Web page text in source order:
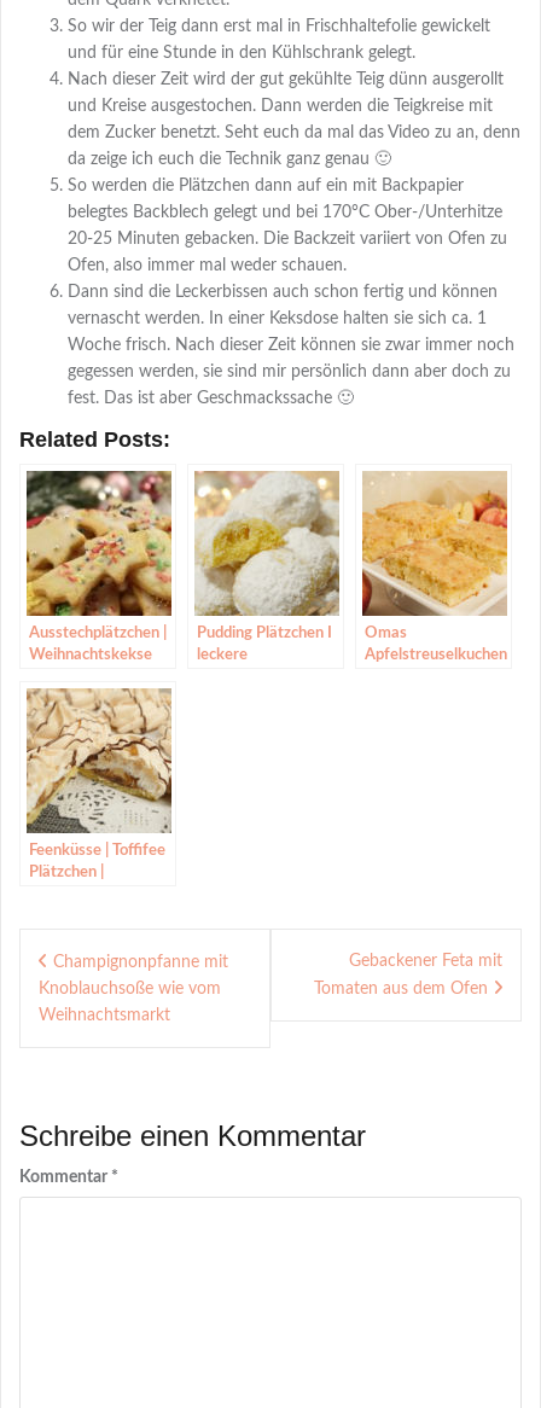
So wir der Teig dann erst mal in Frischhaltefolie gewickelt
und für eine Stunde in den Kühlschrank gelegt.
Nach dieser Zeit wird der gut gekühlte Teig dünn ausgerollt
und Kreise ausgestochen. Dann werden die Teigkreise mit
dem Zucker benetzt. Seht euch da mal das Video zu an, denn
da zeige ich euch die Technik ganz genau 🙂
So werden die Plätzchen dann auf ein mit Backpapier
belegtes Backblech gelegt und bei 170°C Ober-/Unterhitze
20-25 Minuten gebacken. Die Backzeit variiert von Ofen zu
Ofen, also immer mal weder schauen.
Dann sind die Leckerbissen auch schon fertig und können
vernascht werden. In einer Keksdose halten sie sich ca. 1
Woche frisch. Nach dieser Zeit können sie zwar immer noch
gegessen werden, sie sind mir persönlich dann aber doch zu
fest. Das ist aber Geschmackssache 🙂
Related Posts:
Ausstechplätzchen |
Weihnachtskekse
Pudding Plätzchen I
leckere
Omas
Apfelstreuselkuchen
Feenküsse | Toffifee
Plätzchen |
Beitragsnavigation
Champignonpfanne mit
Knoblauchsoße wie vom
Weihnachtsmarkt
Gebackener Feta mit
Tomaten aus dem Ofen
Schreibe einen Kommentar
Kommentar *